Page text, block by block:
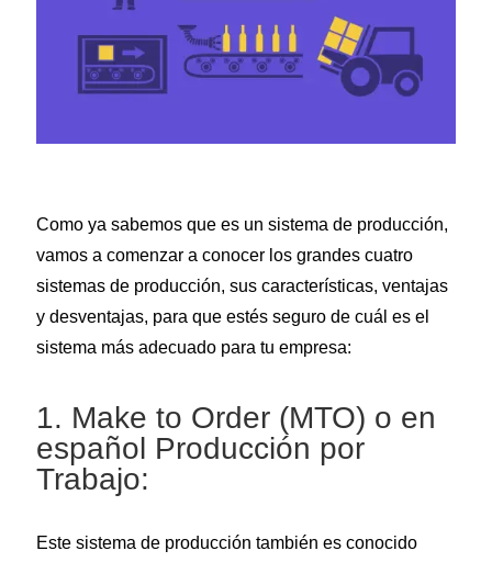
Como ya sabemos que es un sistema de producción,
vamos a comenzar a conocer los grandes cuatro
sistemas de producción, sus características, ventajas
y desventajas, para que estés seguro de cuál es el
sistema más adecuado para tu empresa:
1. Make to Order (MTO) o en
español Producción por
Trabajo:
Este sistema de producción también es conocido